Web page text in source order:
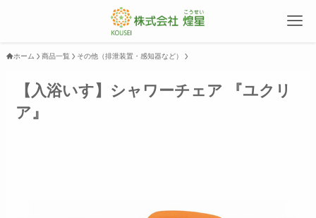
ホーム 商品一覧 その他（排泄装置・感知器など）
【入浴いす】シャワーチェア 『ユクリ
ア』